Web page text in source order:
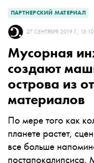
ПАРТНЕРСКИЙ МАТЕРИАЛ
27 СЕНТЯБРЯ 2019 Г., 13:10
Мусорная
создают
острова из
материалов
По мере того как
планете растет,
все больше